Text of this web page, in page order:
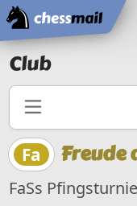
Startseite
Club
Fa Freude
FaSs